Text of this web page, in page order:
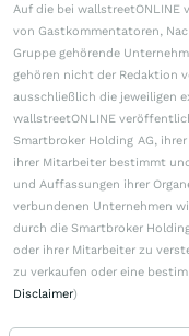
Auf die bei
von Gastkommentatoren,
Gruppe gehörende
gehören nicht der Redaktion
ausschließlich die jeweiligen
wallstreetONLINE
Smartbroker Holding AG,
ihrer Mitarbeiter bestimmt
und Auffassungen ihrer
verbundenen Unternehmen
durch die Smartbroker
oder ihrer Mitarbeiter zu
zu verkaufen oder eine
Disclaimer)